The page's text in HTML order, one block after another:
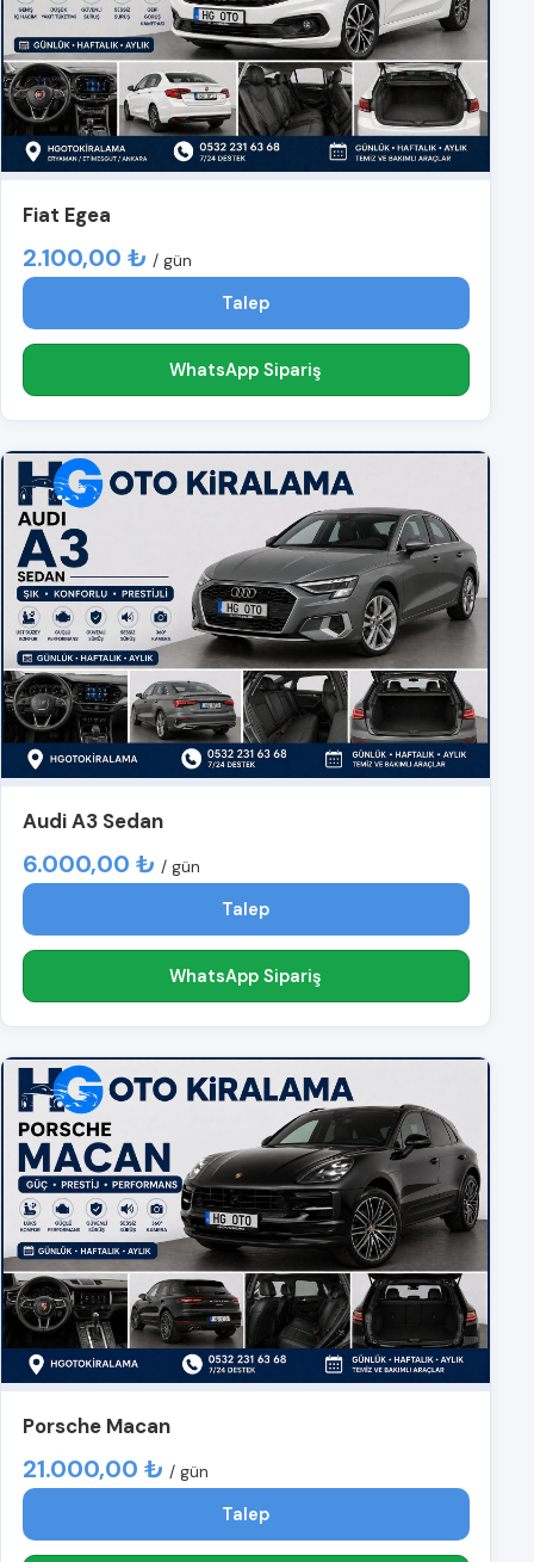
Fiat Egea
2.100,00 ₺ / gün
Talep
WhatsApp Sipariş
Audi A3 Sedan
6.000,00 ₺ / gün
Talep
WhatsApp Sipariş
Porsche Macan
21.000,00 ₺ / gün
Talep